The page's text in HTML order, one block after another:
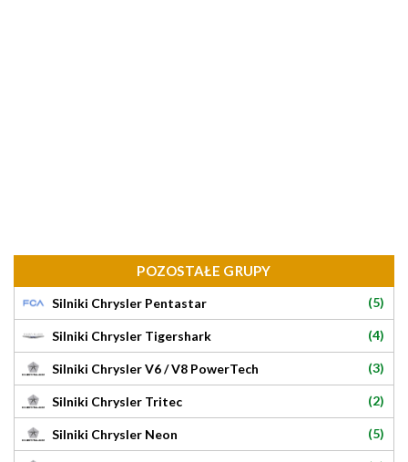
POZOSTAŁE GRUPY
Silniki Chrysler Pentastar (5)
Silniki Chrysler Tigershark (4)
Silniki Chrysler V6 / V8 PowerTech (3)
Silniki Chrysler Tritec (2)
Silniki Chrysler Neon (5)